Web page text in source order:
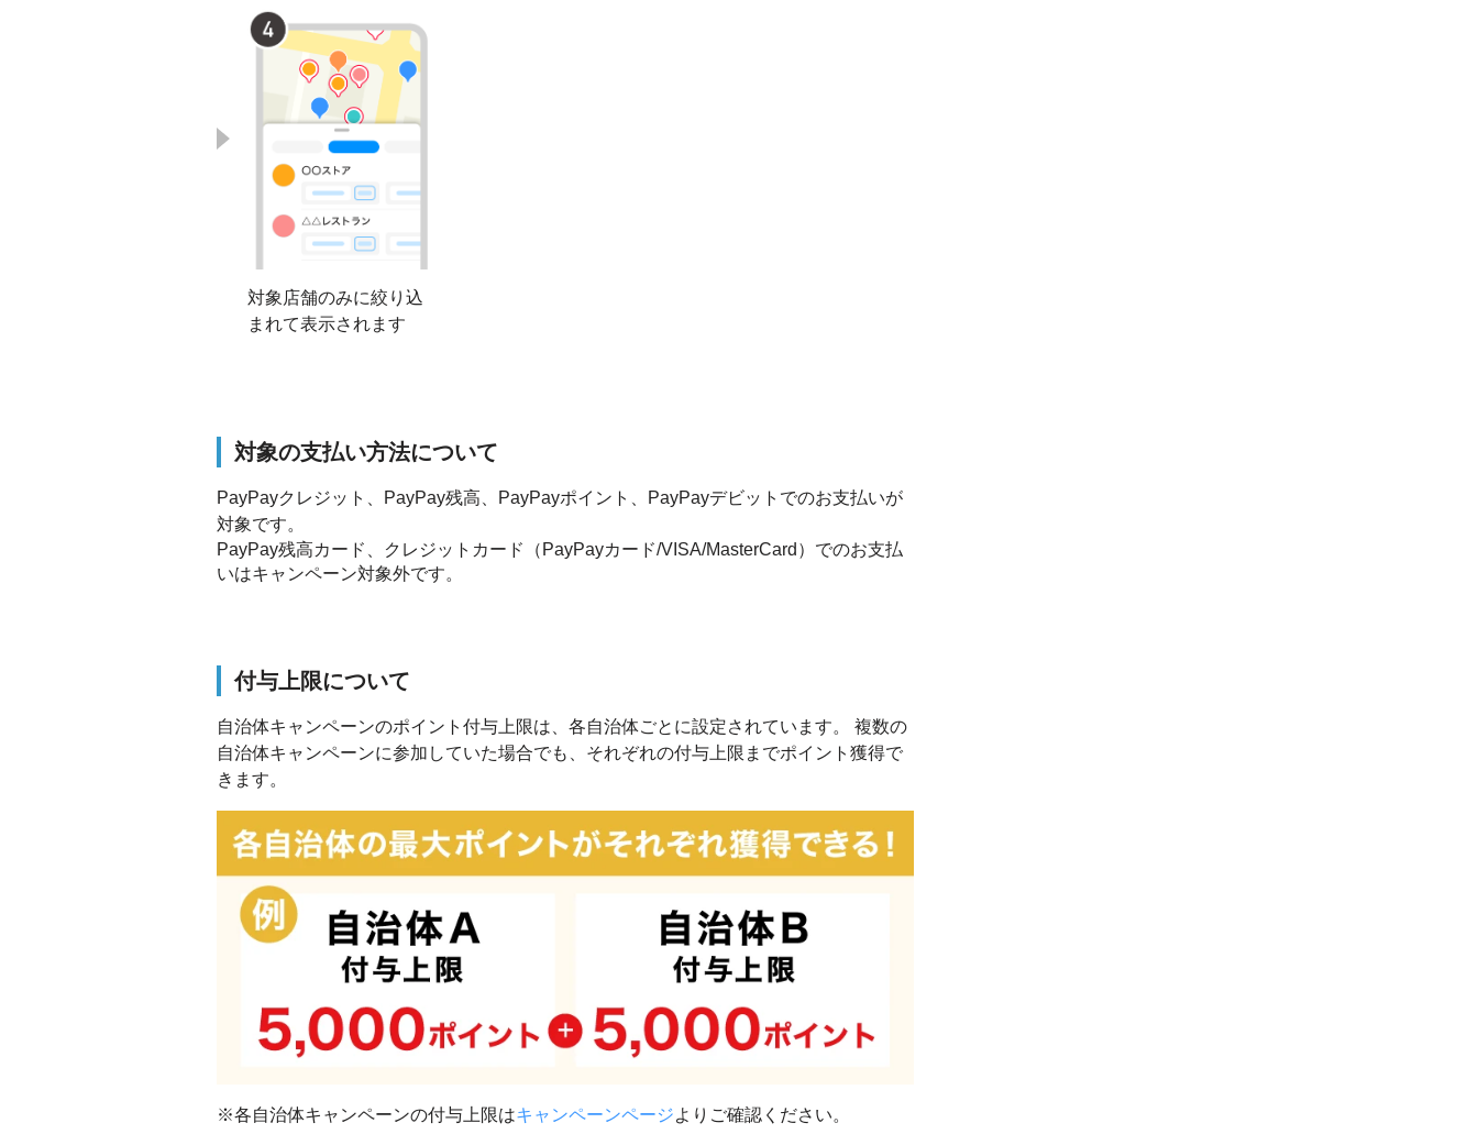
対象店舗のみに絞り込
まれて表示されます
対象の支払い方法について
PayPayクレジット、PayPay残高、PayPayポイント、PayPayデビットでのお支払いが
対象です。
PayPay残高カード、クレジットカード（PayPayカード/VISA/MasterCard）でのお支払
いはキャンペーン対象外です。
付与上限について
自治体キャンペーンのポイント付与上限は、各自治体ごとに設定されています。 複数の
自治体キャンペーンに参加していた場合でも、それぞれの付与上限までポイント獲得で
きます。
※各自治体キャンペーンの付与上限はキャンペーンページよりご確認ください。